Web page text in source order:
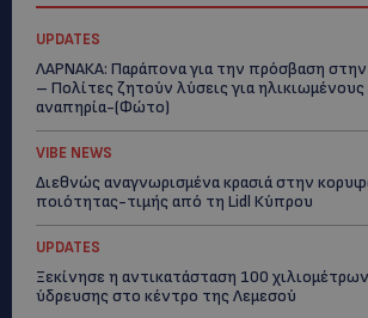
UPDATES
ΛΑΡΝΑΚΑ: Παράπονα για την πρόσβαση
– Πολίτες ζητούν λύσεις για ηλικιωμένους
αναπηρία-(Φώτο)
VIBE NEWS
Διεθνώς αναγνωρισμένα κρασιά στην
ποιότητας-τιμής από τη Lidl Κύπρου
UPDATES
Ξεκίνησε η αντικατάσταση 100
ύδρευσης στο κέντρο της Λεμεσού